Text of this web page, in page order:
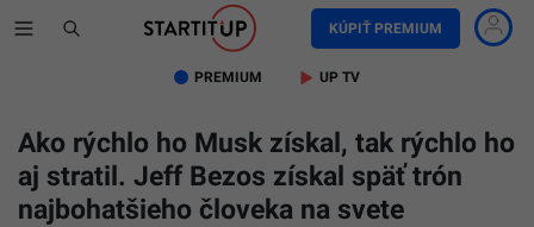
KÚPIŤ PREMIUM
PREMIUM UP TV
Ako rýchlo ho Musk získal, tak rýchlo ho
aj stratil. Jeff Bezos získal späť trón
najbohatšieho človeka na svete